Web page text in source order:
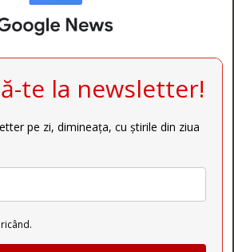
te la newsletter!
pe zi, dimineața, cu știrile din ziua